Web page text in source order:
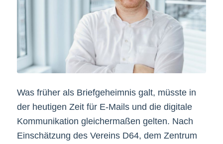
Was früher als Briefgeheimnis galt, müsste in
der heutigen Zeit für E-Mails und die digitale
Kommunikation gleichermaßen gelten. Nach
Einschätzung des Vereins D64, dem Zentrum